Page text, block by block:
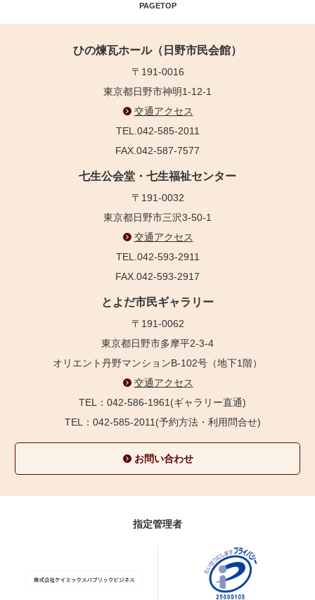
PAGETOP
ひの煉瓦ホール（日野市民会館）
〒191-0016
東京都日野市神明1-12-1
交通アクセス
TEL.042-585-2011
FAX.042-587-7577
七生公会堂・七生福祉センター
〒191-0032
東京都日野市三沢3-50-1
交通アクセス
TEL.042-593-2911
FAX.042-593-2917
とよだ市民ギャラリー
〒191-0062
東京都日野市多摩平2-3-4
オリエント丹野マンションB-102号（地下1階）
交通アクセス
TEL：042-586-1961(ギャラリー直通)
TEL：042-585-2011(予約方法・利用問合せ)
お問い合わせ
指定管理者